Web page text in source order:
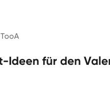
Ideen für den